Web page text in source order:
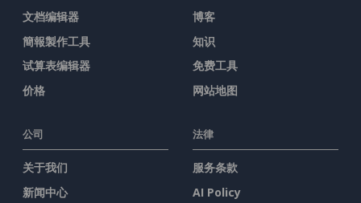
文档编辑器
簡報製作工具
试算表编辑器
价格
博客
知识
免费工具
网站地图
公司
关于我们
新闻中心
法律
服务条款
AI Policy